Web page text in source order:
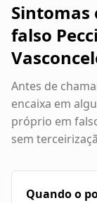
Sintomas
falso
Antes de
encaixa em
próprio em
sem
Quando o